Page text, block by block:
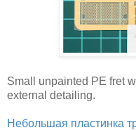
Small unpainted PE fret
external detailing.
Небольшая пластинка